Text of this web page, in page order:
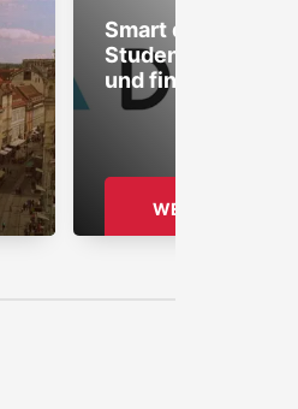
Smart durchs
Studentenheim
und finden mit
WEITERLESEN